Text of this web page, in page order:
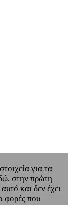
για τα
στην πρώτη
και δεν έχει
φορές που